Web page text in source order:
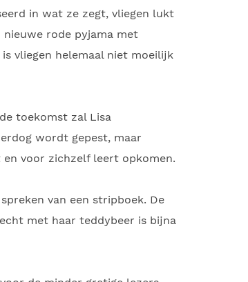
in wat ze zegt, vliegen lukt
rode pyjama met
vliegen helemaal niet moeilijk
toekomst zal Lisa
wordt gepest, maar
voor zichzelf leert opkomen.
van een stripboek. De
met haar teddybeer is bijna